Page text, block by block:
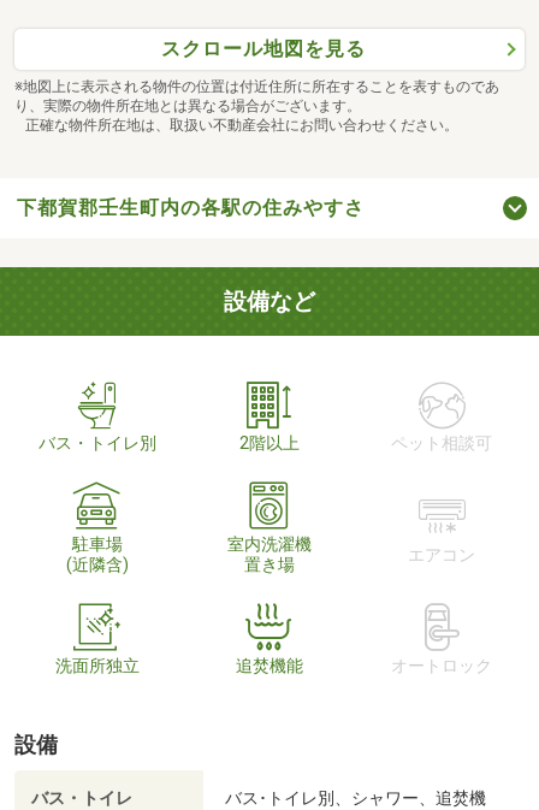
スクロール地図を見る
※地図上に表示される物件の位置は付近住所に所在することを表すものであ
り、実際の物件所在地とは異なる場合がございます。
正確な物件所在地は、取扱い不動産会社にお問い合わせください。
下都賀郡壬生町内の各駅の住みやすさ
設備など
バス・トイレ別 2階以上 ペット相談可
駐車場
(近隣含)
室内洗濯機
置き場
エアコン
洗面所独立 追焚機能 オートロック
設備
バス・トイレ
バス･トイレ別、シャワー、追焚機